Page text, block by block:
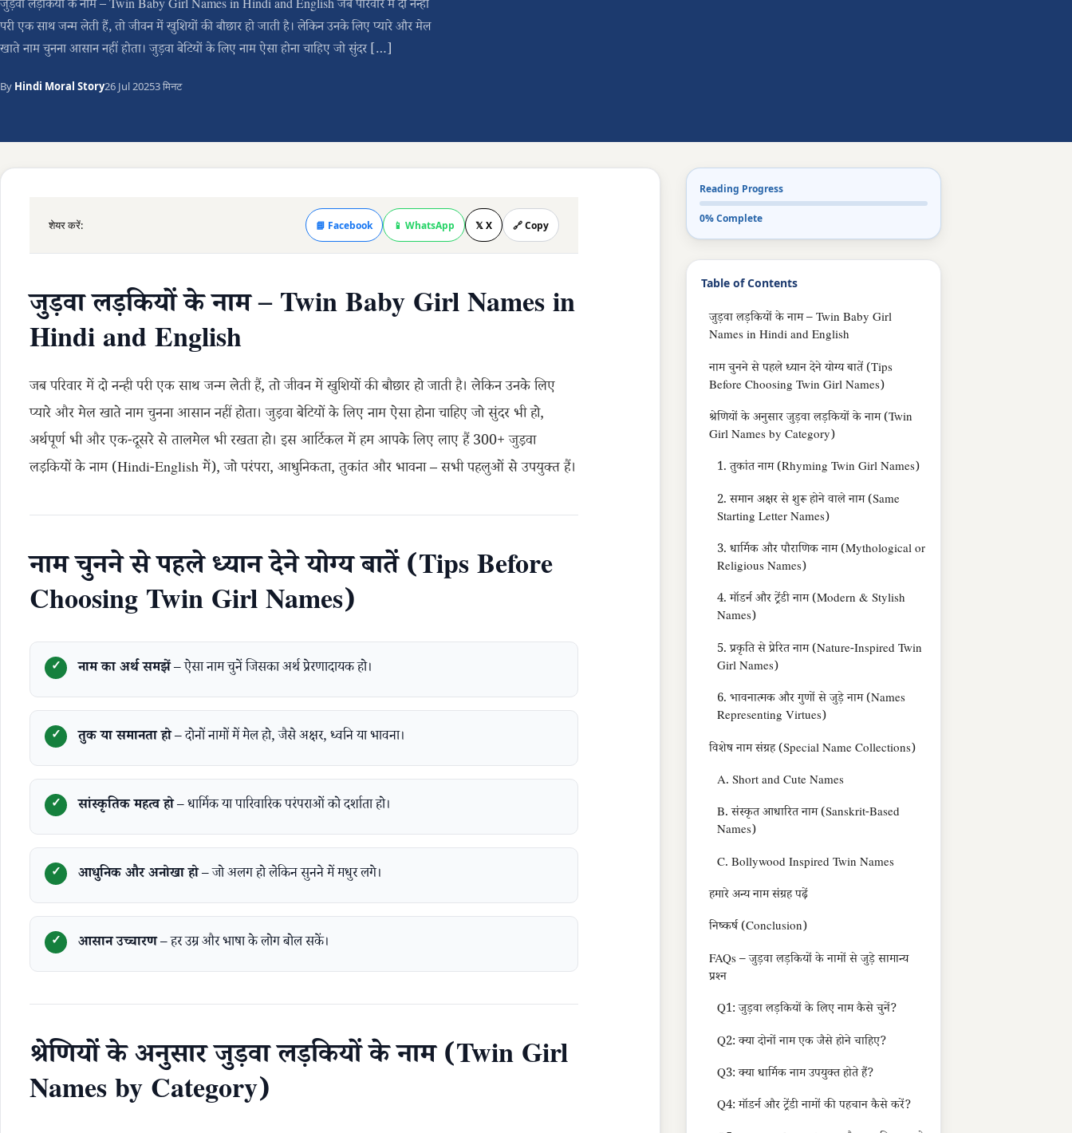
जुड़वा लड़कियों के नाम – Twin Baby Girl Names in Hindi and English जब परिवार में दो नन्ही
परी एक साथ जन्म लेती हैं, तो जीवन में खुशियों की बौछार हो जाती है। लेकिन उनके लिए प्यारे और मेल
खाते नाम चुनना आसान नहीं होता। जुड़वा बेटियों के लिए नाम ऐसा होना चाहिए जो सुंदर […]
By Hindi Moral Story26 Jul 20253 मिनट
शेयर करें: 📘 Facebook 📱 WhatsApp 𝕏 X 🔗 Copy
जुड़वा लड़कियों के नाम – Twin Baby Girl Names in
Hindi and English
जब परिवार में दो नन्ही परी एक साथ जन्म लेती हैं, तो जीवन में खुशियों की बौछार हो जाती है। लेकिन उनके लिए
प्यारे और मेल खाते नाम चुनना आसान नहीं होता। जुड़वा बेटियों के लिए नाम ऐसा होना चाहिए जो सुंदर भी हो,
अर्थपूर्ण भी और एक-दूसरे से तालमेल भी रखता हो। इस आर्टिकल में हम आपके लिए लाए हैं 300+ जुड़वा
लड़कियों के नाम (Hindi-English में), जो परंपरा, आधुनिकता, तुकांत और भावना – सभी पहलुओं से उपयुक्त हैं।
नाम चुनने से पहले ध्यान देने योग्य बातें (Tips Before
Choosing Twin Girl Names)
नाम का अर्थ समझें– ऐसा नाम चुनें जिसका अर्थ प्रेरणादायक हो।
तुक या समानता हो– दोनों नामों में मेल हो, जैसे अक्षर, ध्वनि या भावना।
सांस्कृतिक महत्व हो– धार्मिक या पारिवारिक परंपराओं को दर्शाता हो।
आधुनिक और अनोखा हो– जो अलग हो लेकिन सुनने में मधुर लगे।
आसान उच्चारण– हर उम्र और भाषा के लोग बोल सकें।
श्रेणियों के अनुसार जुड़वा लड़कियों के नाम (Twin Girl
Names by Category)
Reading Progress
0% Complete
Table of Contents
जुड़वा लड़कियों के नाम – Twin Baby Girl
Names in Hindi and English
नाम चुनने से पहले ध्यान देने योग्य बातें (Tips
Before Choosing Twin Girl Names)
श्रेणियों के अनुसार जुड़वा लड़कियों के नाम (Twin
Girl Names by Category)
1. तुकांत नाम (Rhyming Twin Girl Names)
2. समान अक्षर से शुरू होने वाले नाम (Same
Starting Letter Names)
3. धार्मिक और पौराणिक नाम (Mythological or
Religious Names)
4. मॉडर्न और ट्रेंडी नाम (Modern & Stylish
Names)
5. प्रकृति से प्रेरित नाम (Nature-Inspired Twin
Girl Names)
6. भावनात्मक और गुणों से जुड़े नाम (Names
Representing Virtues)
विशेष नाम संग्रह (Special Name Collections)
A. Short and Cute Names
B. संस्कृत आधारित नाम (Sanskrit-Based
Names)
C. Bollywood Inspired Twin Names
हमारे अन्य नाम संग्रह पढ़ें
निष्कर्ष (Conclusion)
FAQs – जुड़वा लड़कियों के नामों से जुड़े सामान्य
प्रश्न
Q1: जुड़वा लड़कियों के लिए नाम कैसे चुनें?
Q2: क्या दोनों नाम एक जैसे होने चाहिए?
Q3: क्या धार्मिक नाम उपयुक्त होते हैं?
Q4: मॉडर्न और ट्रेंडी नामों की पहचान कैसे करें?